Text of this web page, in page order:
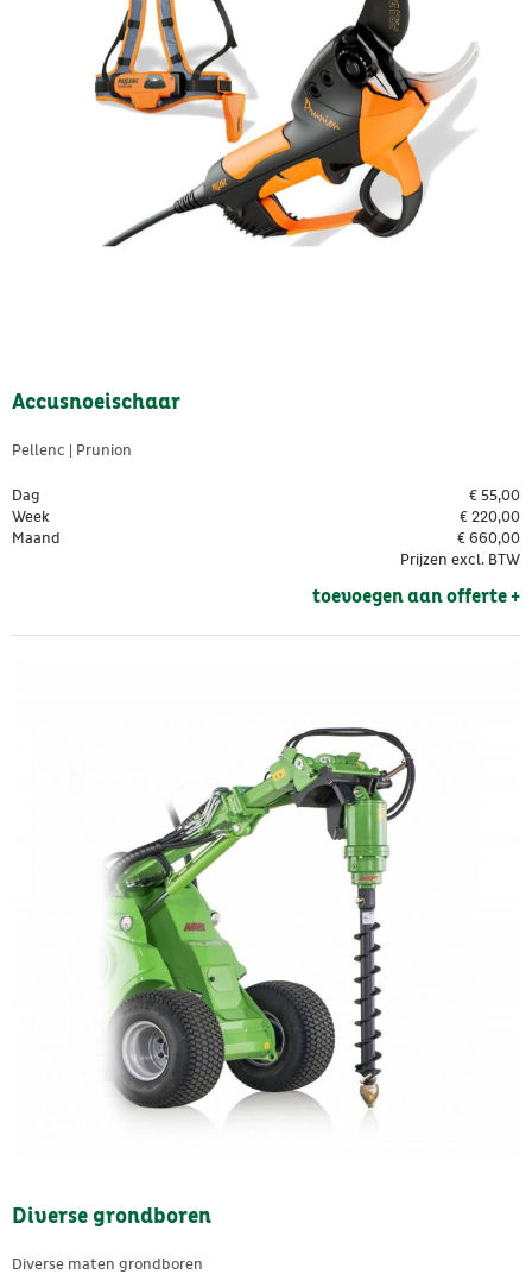
Accusnoeischaar
Pellenc | Prunion
Dag € 55,00
Week
€ 220,00
Maand
€ 660,00
Prijzen excl. BTW
toevoegen aan offerte +
Diverse grondboren
Diverse maten grondboren